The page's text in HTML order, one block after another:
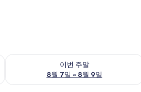
9일
이번 주말
8월 7일 ~ 8월 9일
이번 주말 예약 가능 여부 확인, 8월 7일